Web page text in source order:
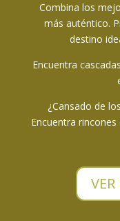
Combina los
más auténtico.
destino
Encuentra
¿Cansado de
Encuentra